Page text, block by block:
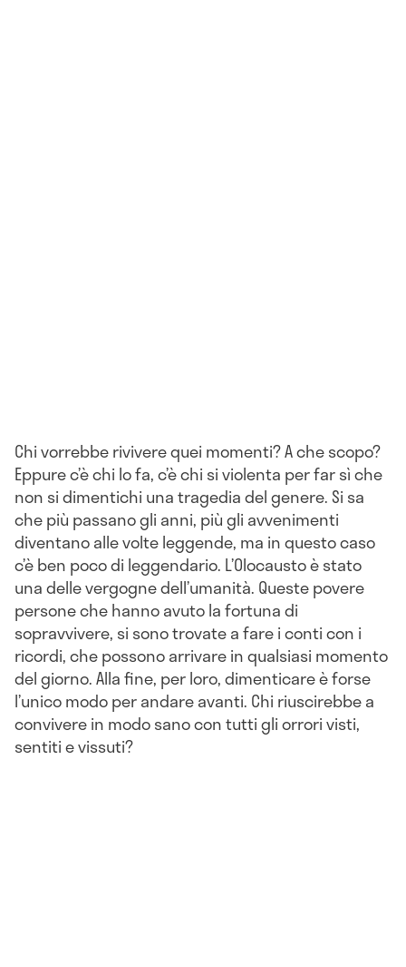
Chi vorrebbe rivivere quei momenti? A che scopo?
Eppure c’è chi lo fa, c’è chi si violenta per far sì che
non si dimentichi una tragedia del genere. Si sa
che più passano gli anni, più gli avvenimenti
diventano alle volte leggende, ma in questo caso
c’è ben poco di leggendario. L’Olocausto è stato
una delle vergogne dell’umanità. Queste povere
persone che hanno avuto la fortuna di
sopravvivere, si sono trovate a fare i conti con i
ricordi, che possono arrivare in qualsiasi momento
del giorno. Alla fine, per loro, dimenticare è forse
l’unico modo per andare avanti. Chi riuscirebbe a
convivere in modo sano con tutti gli orrori visti,
sentiti e vissuti?